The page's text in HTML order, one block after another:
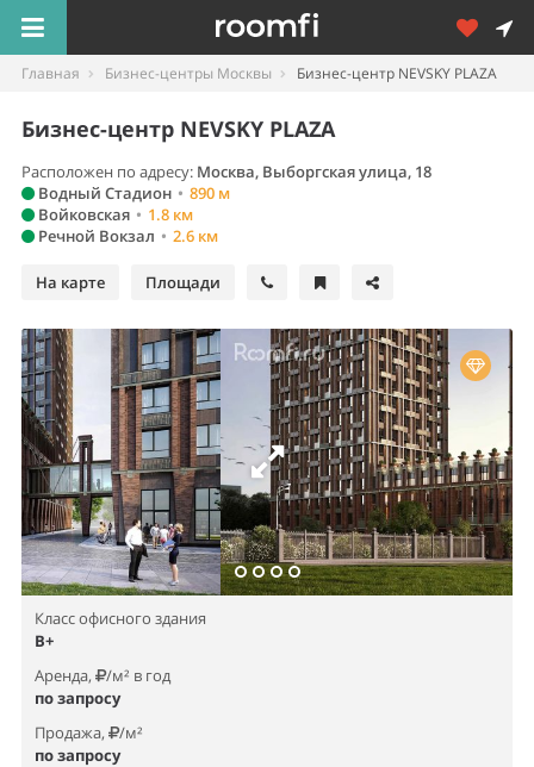
Главная Бизнес-центры Москвы Бизнес-центр NEVSKY PLAZA
Бизнес-центр NEVSKY PLAZA
Расположен по адресу: Москва, Выборгская улица, 18
Водный Стадион • 890 м
Войковская • 1.8 км
Речной Вокзал • 2.6 км
На карте Площади
Класс офисного здания
B+
Аренда,
/м² в год
по запросу
Продажа,
/м²
по запросу